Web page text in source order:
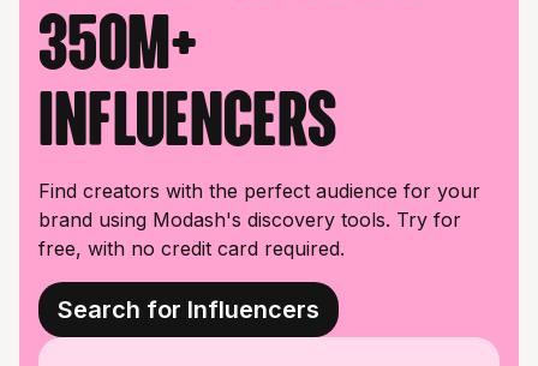
350M+
influencers
Find creators with the perfect audience for your
brand using Modash's discovery tools. Try for
free, with no credit card required.
Search for Influencers